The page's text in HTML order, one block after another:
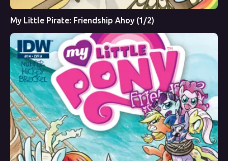
My Little Pirate: Friendship Ahoy (1/2)